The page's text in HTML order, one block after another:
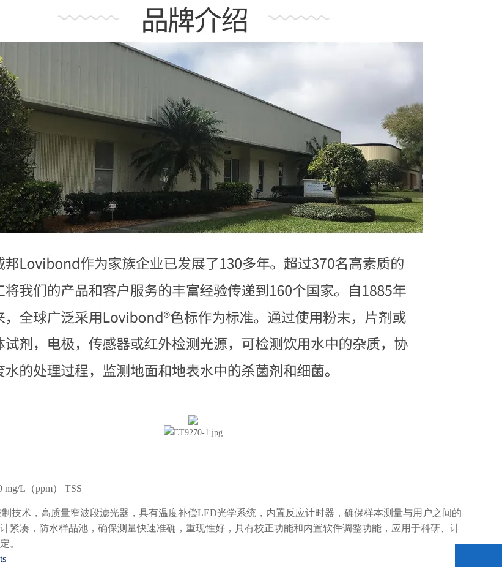
mg/L（ppm） TSS
技术，高质量窄波段滤光器，具有温度补偿LED光学系统，内置反应计时器，确保样本测量与用户之间的
紧凑，防水样品池，确保测量快速准确，重现性好，具有校正功能和内置软件调整功能，应用于科研、计
。